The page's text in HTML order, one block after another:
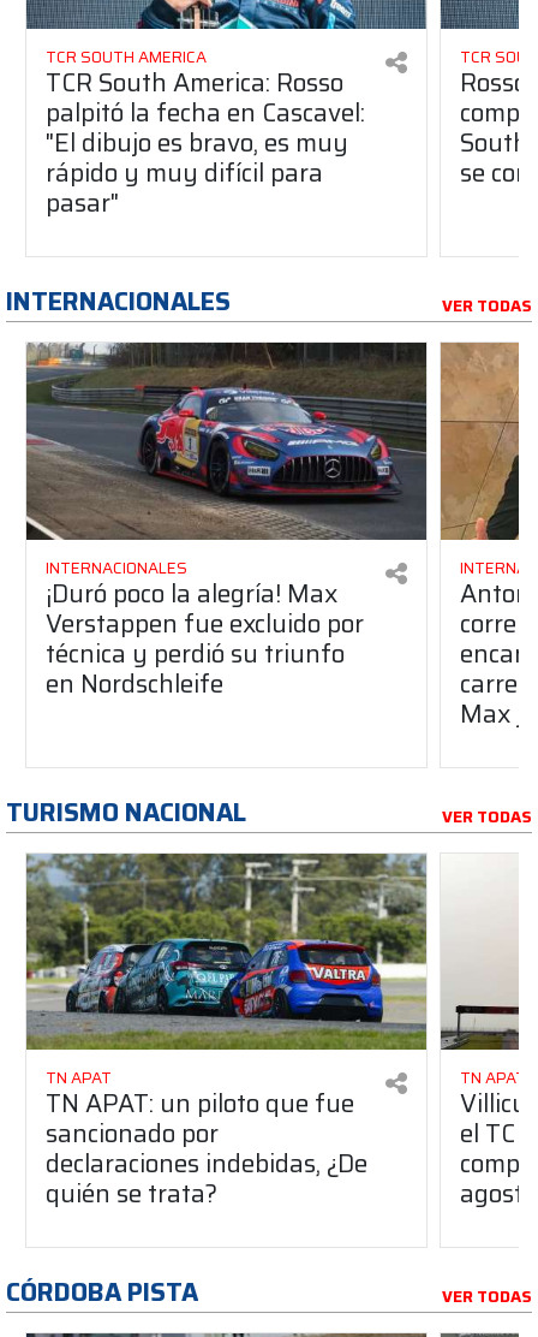
TCR SOUTH AMERICA
TCR South America: Rosso
palpitó la fecha en Cascavel:
"El dibujo es bravo, es muy
rápido y muy difícil para
pasar"
TCR
South
se
INTERNACIONALES VER TODAS
INTERNACIONALES
¡Duró poco la alegría! Max
Verstappen fue excluido por
técnica y perdió su triunfo
en Nordschleife
correr
Max
TURISMO NACIONAL VER TODAS
TN APAT
TN APAT: un piloto que fue
sancionado por
declaraciones indebidas, ¿De
quién se trata?
TN APAT
el TC
agosto
CÓRDOBA PISTA VER TODAS